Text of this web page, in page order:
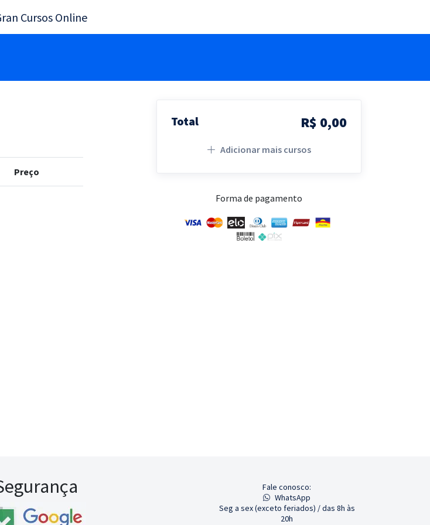
Preço
Total R$ 0,00
Adicionar mais cursos
Forma de pagamento
Fale conosco:
WhatsApp
Seg a sex (exceto feriados) / das 8h às
20h